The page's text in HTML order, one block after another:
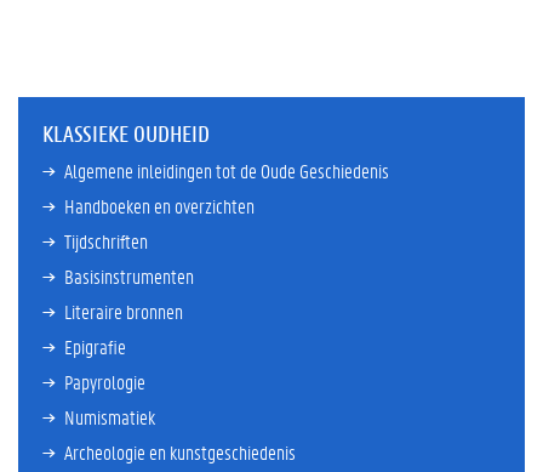
KLASSIEKE OUDHEID
Algemene inleidingen tot de Oude Geschiedenis
Handboeken en overzichten
Tijdschriften
Basisinstrumenten
Literaire bronnen
Epigrafie
Papyrologie
Numismatiek
Archeologie en kunstgeschiedenis